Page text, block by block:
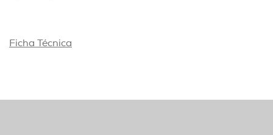
Ficha Técnica